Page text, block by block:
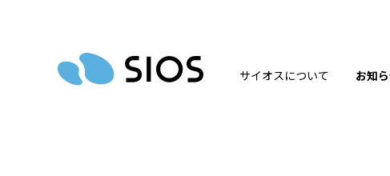
サイオスについて
お知